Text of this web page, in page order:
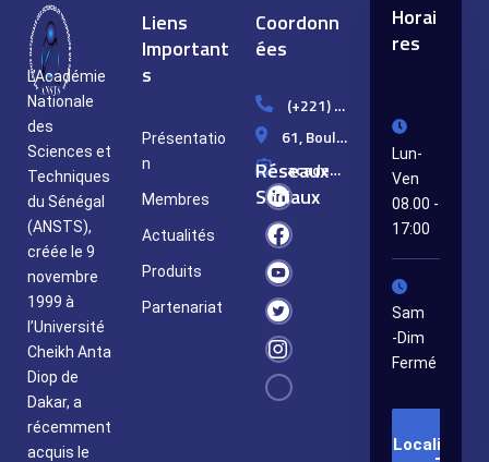
L’Académie
Nationale
des
Sciences et
Techniques
du Sénégal
(ANSTS),
créée le 9
novembre
1999 à
l’Université
Cheikh Anta
Diop de
Dakar, a
récemment
acquis le
Liens
Important
s
Présentatio
n
Membres
Actualités
Produits
Partenariat
Coordonn
ées
(+221) 33 849 10 99
61, Boulevard Djily MBAYE, Dakar/Sénégal
academie.st@ansts.sn
Réseaux
Sociaux
Horai
res
Lun-
Ven
08.00 -
17:00
Sam
-Dim
Fermé